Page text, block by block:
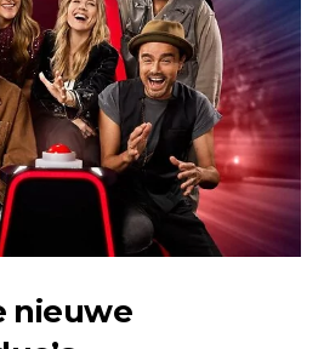
nieuwe